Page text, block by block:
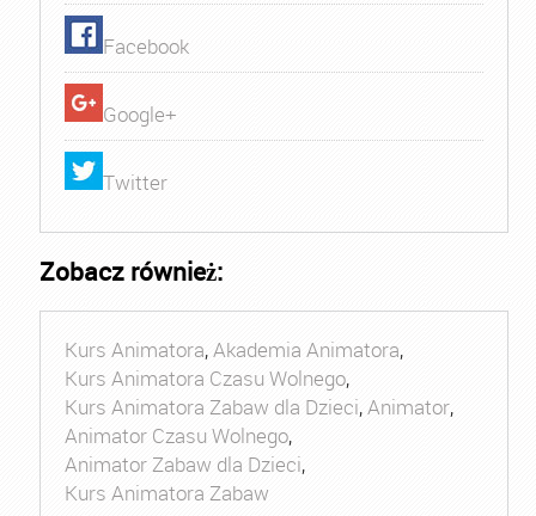
Facebook
Google+
Twitter
Zobacz również:
Kurs Animatora,Akademia Animatora,
Kurs Animatora Czasu Wolnego,
Kurs Animatora Zabaw dla Dzieci,Animator,
Animator Czasu Wolnego,
Animator Zabaw dla Dzieci,
Kurs Animatora Zabaw